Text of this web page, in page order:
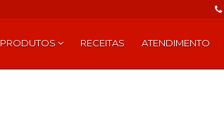
PRODUTOS RECEITAS ATENDIMENTO